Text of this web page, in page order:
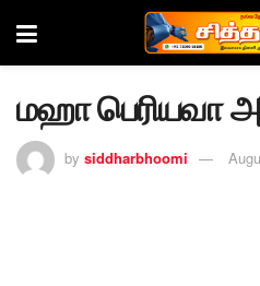
மஹா பெரியவா
by siddharbhoomi